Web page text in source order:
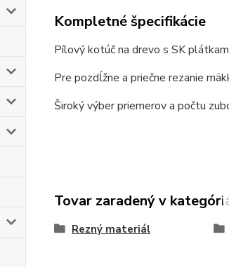
Kompletné špecifikácie
Pílový kotúč na drevo s SK
Pre pozdĺžne a priečne rezanie
Široký výber priemerov a počtu
Tovar zaradený v
Rezný materiál